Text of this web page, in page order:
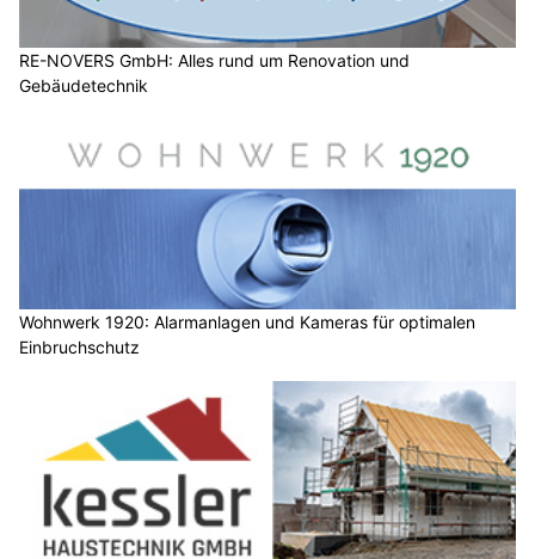
RE-NOVERS GmbH: Alles rund um Renovation und
Gebäudetechnik
Wohnwerk 1920: Alarmanlagen und Kameras für optimalen
Einbruchschutz